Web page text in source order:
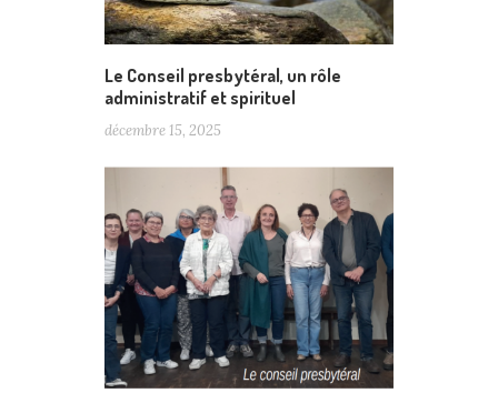
Le Conseil presbytéral, un rôle
administratif et spirituel
décembre 15, 2025